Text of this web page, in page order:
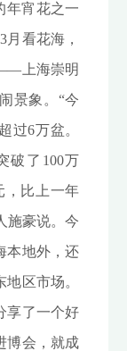
年宵花之一
看花海，
上海崇明
景象。“今
过6万盆。
破了100万
，比上一年
施豪说。今
本地外，还
区市场。
享了一个好
博会，就成